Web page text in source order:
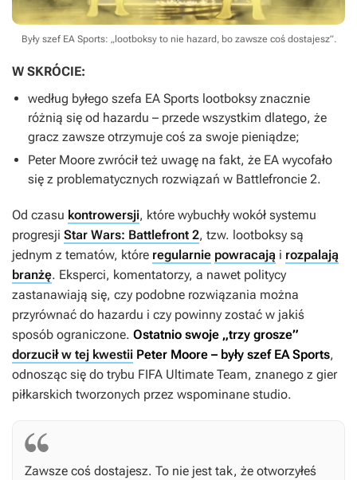
Były szef EA Sports: „lootboksy to nie hazard, bo zawsze coś dostajesz”.
W SKRÓCIE:
według byłego szefa EA Sports lootboksy znacznie
różnią się od hazardu – przede wszystkim dlatego, że
gracz zawsze otrzymuje coś za swoje pieniądze;
Peter Moore zwrócił też uwagę na fakt, że EA wycofało
się z problematycznych rozwiązań w Battlefroncie 2.
Od czasu kontrowersji, które wybuchły wokół systemu
progresji Star Wars: Battlefront 2, tzw. lootboksy są
jednym z tematów, które regularnie powracają i rozpalają
branżę. Eksperci, komentatorzy, a nawet politycy
zastanawiają się, czy podobne rozwiązania można
przyrównać do hazardu i czy powinny zostać w jakiś
sposób ograniczone. Ostatnio swoje „trzy grosze”
dorzucił w tej kwestii Peter Moore – były szef EA Sports,
odnosząc się do trybu FIFA Ultimate Team, znanego z gier
piłkarskich tworzonych przez wspominane studio.
Zawsze coś dostajesz. To nie jest tak, że otworzyłeś